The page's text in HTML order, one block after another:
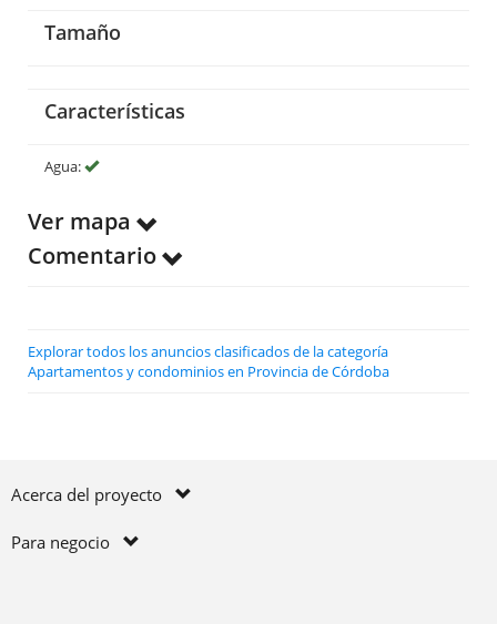
Tamaño
Características
Agua:
Ver mapa
Comentario
Explorar todos los anuncios clasificados de la categoría
Apartamentos y condominios en Provincia de Córdoba
Acerca del proyecto
Para negocio